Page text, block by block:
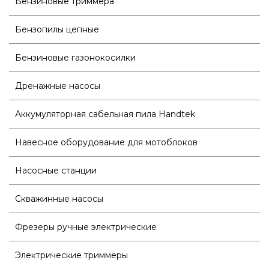
Бензопилы цепные
Бензиновые газонокосилки
Дренажные насосы
Аккумуляторная сабельная пила Handtek
Навесное оборудование для мотоблоков
Насосные станции
Скважинные насосы
Фрезеры ручные электрические
Электрические триммеры